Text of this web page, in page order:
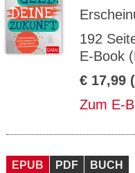
192
E-Book
€ 17,99
Zum E-
EPUB PDF BUCH